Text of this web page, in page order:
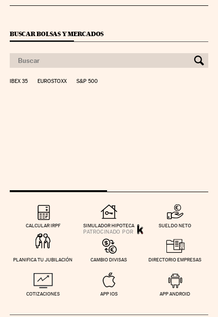
BUSCAR BOLSAS Y MERCADOS
IBEX 35 EUROSTOXX S&P 500
CALCULAR IRPF SIMULADOR HIPOTECA SUELDO NETO
PLANIFICA TU JUBILACIÓN CAMBIO DIVISAS DIRECTORIO EMPRESAS
COTIZACIONES APP IOS APP ANDROID